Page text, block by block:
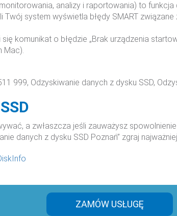
analizy i raportowania) to
Twój system wyświetla błędy SMART
się komunikat o błędzie „Brak urządzenia
Mac).
a zwłaszcza jeśli zauważysz
danych z dysku SSD Poznań” zgraj
ZAMÓW USŁUGĘ